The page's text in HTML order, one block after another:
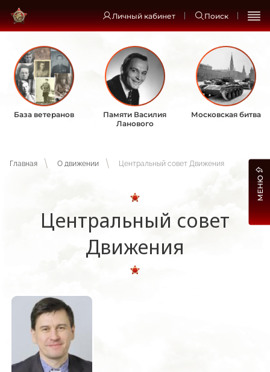
Личный кабинет Поиск
База ветеранов
Памяти Василия
Ланового
Московская битва
Главная О движении Центральный совет Движения
Центральный совет
Движения
МЕНЮ